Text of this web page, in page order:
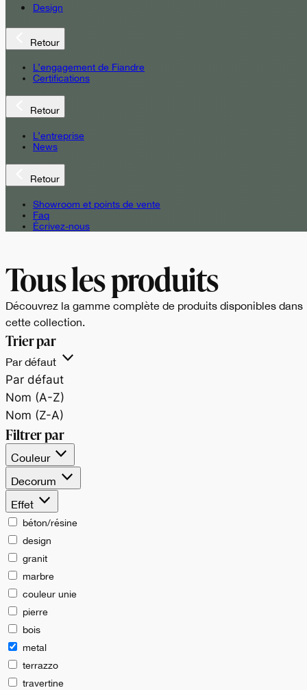
Design
Retour
L’engagement de Fiandre
Certifications
Retour
L’entreprise
News
Retour
Showroom et points de vente
Faq
Écrivez-nous
Tous les produits
Découvrez la gamme complète de produits disponibles dans
cette collection.
Trier par
Par défaut
Par défaut
Nom (A-Z)
Nom (Z-A)
Filtrer par
Couleur
Decorum
Effet
béton/résine
design
granit
marbre
couleur unie
pierre
bois
metal
terrazzo
travertine